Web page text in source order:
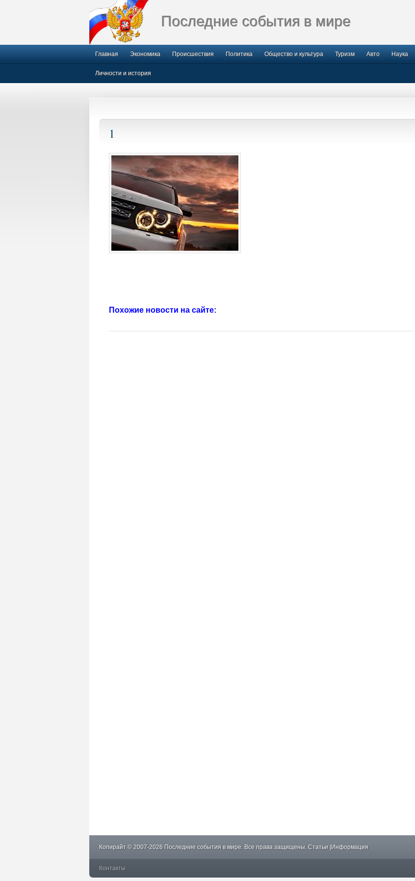
Последние события в мире
Главная Экономика Происшествия Политика Общество и культура Туризм Авто Наука
Личности и история
1
Похожие новости на сайте:
Копирайт © 2007-2026 Последние события в мире. Все права защищены. Статьи |Информация
Контакты